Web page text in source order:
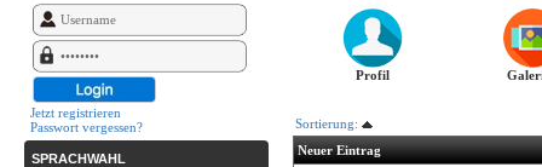
Jetzt registrieren
Passwort vergessen?
SPRACHWAHL
Profil
Sortierung:
Neuer Eintrag